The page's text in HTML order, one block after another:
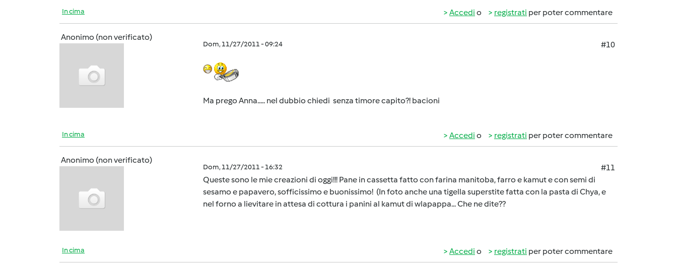
In cima Accedi o registrati per poter commentare
Anonimo (non verificato)
Dom, 11/27/2011 - 09:24 #10
Ma prego Anna..... nel dubbio chiedi senza timore capito?! bacioni
In cima Accedi o registrati per poter commentare
Anonimo (non verificato)
Dom, 11/27/2011 - 16:32
#11
Queste sono le mie creazioni di oggi!!! Pane in cassetta fatto con farina manitoba, farro e kamut e con semi di
sesamo e papavero, sofficissimo e buonissimo! (In foto anche una tigella superstite fatta con la pasta di Chya, e
nel forno a lievitare in attesa di cottura i panini al kamut di wlapappa... Che ne dite??
In cima Accedi o registrati per poter commentare